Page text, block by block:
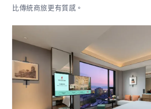
比傳統商旅更有質感。